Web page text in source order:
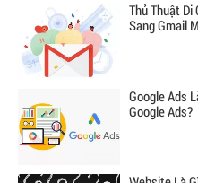
Thủ Thuật Di
Sang Gmail
Google Ads
Google Ads?